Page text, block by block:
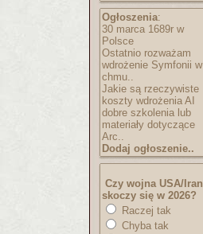
Ogłoszenia:
30 marca 1689r w
Polsce
Ostatnio rozważam
wdrożenie Symfonii w
chmu..
Jakie są rzeczywiste
koszty wdrożenia AI
dobre szkolenia lub
materiały dotyczące
Arc..
Dodaj ogłoszenie..
Czy wojna USA/Iran
skoczy się w 2026?
Raczej tak
Chyba tak